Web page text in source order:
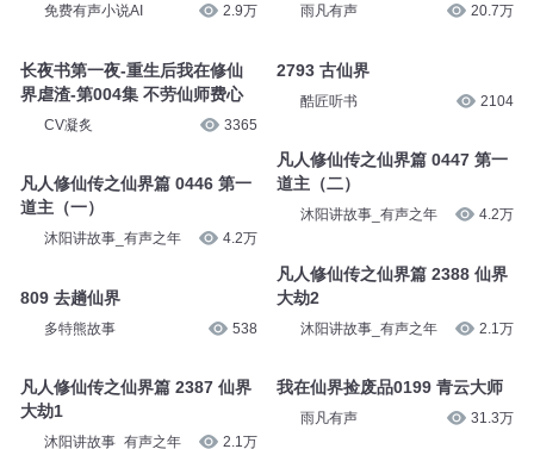
免费有声小说AI 2.9万
长夜书第一夜-重生后我在修仙
界虐渣-第004集 不劳仙师费心
CV凝炙 3365
凡人修仙传之仙界篇 0446 第一
道主（一）
沐阳讲故事_有声之年 4.2万
809 去趟仙界
多特熊故事 538
凡人修仙传之仙界篇 2387 仙界
大劫1
沐阳讲故事_有声之年 2.1万
雨凡有声 20.7万
2793 古仙界
酷匠听书 2104
凡人修仙传之仙界篇 0447 第一
道主（二）
沐阳讲故事_有声之年 4.2万
凡人修仙传之仙界篇 2388 仙界
大劫2
沐阳讲故事_有声之年 2.1万
我在仙界捡废品0199 青云大师
雨凡有声 31.3万